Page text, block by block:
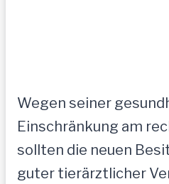
Wegen seiner
Einschränkung am
sollten die neuen
guter tierärztlicher